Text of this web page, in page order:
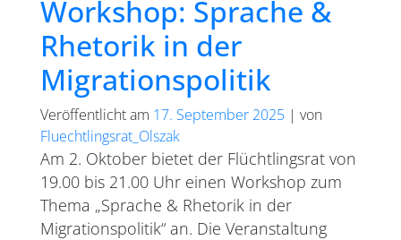
Workshop: Sprache &
Rhetorik in der
Migrationspolitik
Veröffentlicht am 17. September 2025 | von
Fluechtlingsrat_Olszak
Am 2. Oktober bietet der Flüchtlingsrat von
19.00 bis 21.00 Uhr einen Workshop zum
Thema „Sprache & Rhetorik in der
Migrationspolitik“ an. Die Veranstaltung